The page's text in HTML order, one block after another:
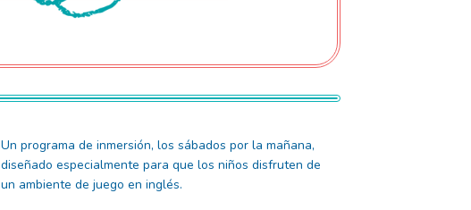
Un programa de inmersión, los sábados por la mañana,
diseñado especialmente para que los niños disfruten de
un ambiente de juego en inglés.